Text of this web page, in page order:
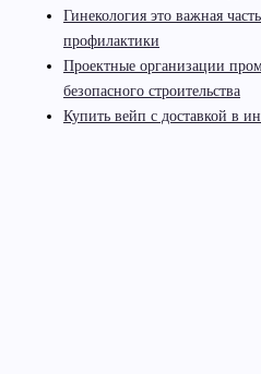
Гинекология это важная
профилактики
Проектные организации
безопасного строительства
Купить вейп с доставкой в